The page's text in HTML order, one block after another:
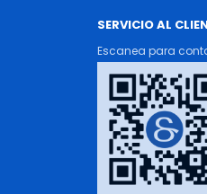
SERVICIO AL
Escanea para